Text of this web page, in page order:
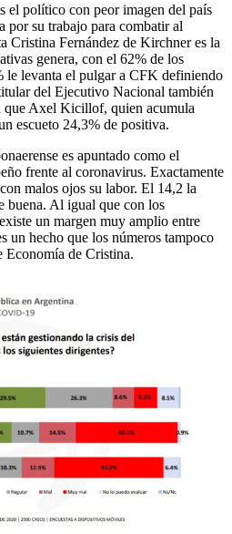
el político con peor imagen del país
por su trabajo para combatir al
Cristina Fernández de Kirchner es la
genera, con el 62% de los
le levanta el pulgar a CFK definiendo
del Ejecutivo Nacional también
que Axel Kicillof, quien acumula
escueto 24,3% de positiva.
es apuntado como el
frente al coronavirus. Exactamente
malos ojos su labor. El 14,2 la
buena. Al igual que con los
un margen muy amplio entre
un hecho que los números tampoco
Economía de Cristina.